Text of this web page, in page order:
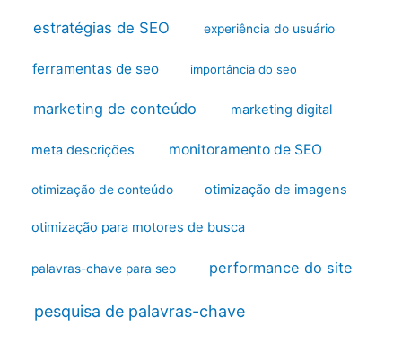
estratégias de SEO experiência do usuário
ferramentas de seo importância do seo
marketing de conteúdo marketing digital
meta descrições monitoramento de SEO
otimização de conteúdo otimização de imagens
otimização para motores de busca
palavras-chave para seo performance do site
pesquisa de palavras-chave